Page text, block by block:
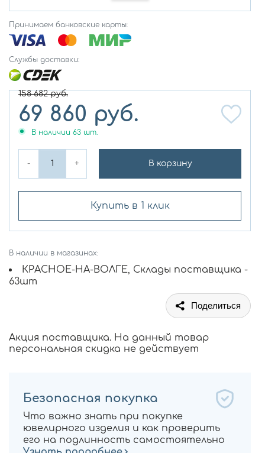
Принимаем банковские карты:
Службы доставки:
158 682руб.
69 860 руб.
В наличии 63 шт.
- + В корзину
Купить в 1 клик
В наличии в магазинах:
КРАСНОЕ-НА-ВОЛГЕ, Склады поставщика -
63шт
Поделиться
Акция поставщика. На данный товар
персональная скидка не действует
Безопасная покупка
Что важно знать при покупке
ювелирного изделия и как проверить
его на подлинность самостоятельно